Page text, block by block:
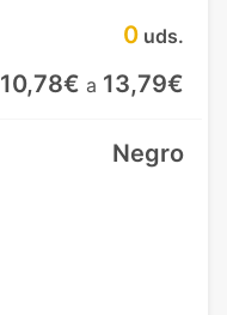
0 uds.
10,78€ a 13,79€
Negro